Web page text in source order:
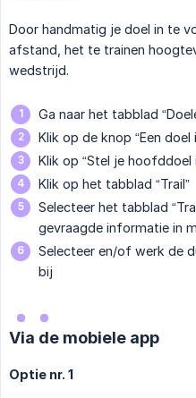
Door handmatig je doel in te
afstand, het te trainen
wedstrijd.
Ga naar het tabblad
Klik op de knop “Een doel
Klik op “Stel je hoofddoel
Klik op het tabblad “Trail”
Selecteer het tabblad
gevraagde informatie in
Selecteer en/of werk de
bij
Via de mobiele app
Optie nr. 1